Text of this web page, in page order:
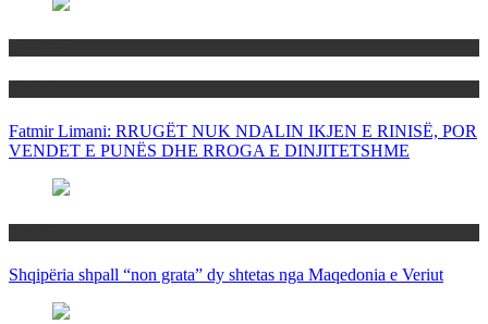
Fatmir Limani: RRUGËT NUK NDALIN IKJEN E RINISË, POR
VENDET E PUNËS DHE RROGA E DINJITETSHME
Shqipëria shpall “non grata” dy shtetas nga Maqedonia e Veriut